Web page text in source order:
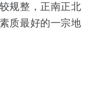
规整，正南正北
质最好的一宗地